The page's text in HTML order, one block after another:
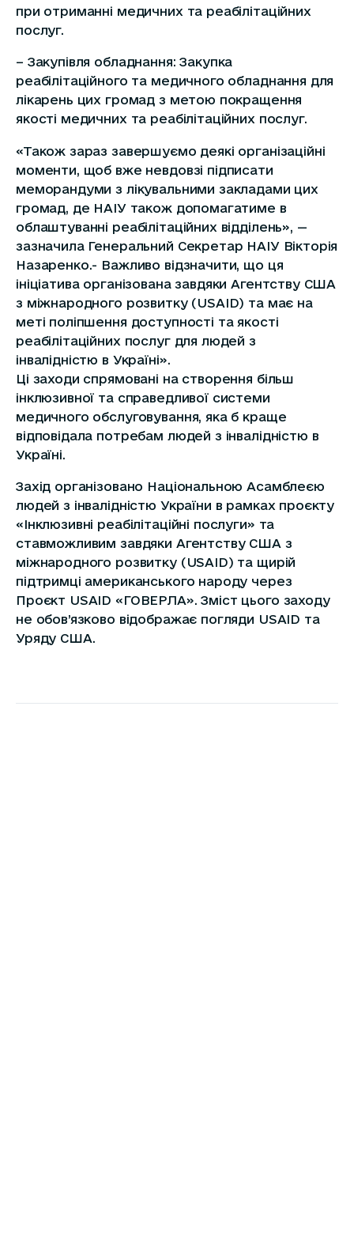
при отриманні медичних та реабілітаційних
послуг.
– Закупівля обладнання: Закупка
реабілітаційного та медичного обладнання для
лікарень цих громад з метою покращення
якості медичних та реабілітаційних послуг.
«Також зараз завершуємо деякі організаційні
моменти, щоб вже невдовзі підписати
меморандуми з лікувальними закладами цих
громад, де НАІУ також допомагатиме в
облаштуванні реабілітаційних відділень», —
зазначила Генеральний Секретар НАІУ Вікторія
Назаренко.- Важливо відзначити, що ця
ініціатива організована завдяки Агентству США
з міжнародного розвитку (USAID) та має на
меті поліпшення доступності та якості
реабілітаційних послуг для людей з
інвалідністю в Україні».
Ці заходи спрямовані на створення більш
інклюзивної та справедливої системи
медичного обслуговування, яка б краще
відповідала потребам людей з інвалідністю в
Україні.
Захід організовано Національною Асамблеєю
людей з інвалідністю України в рамках проєкту
«Інклюзивні реабілітаційні послуги» та
ставможливим завдяки Агентству США з
міжнародного розвитку (USAID) та щирій
підтримці американського народу через
Проєкт USAID «ГОВЕРЛА». Зміст цього заходу
не обов’язково відображає погляди USAID та
Уряду США.